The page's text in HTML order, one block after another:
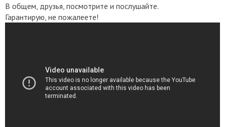
В общем, друзья, посмотрите и послушайте.
Гарантирую, не пожалеете!